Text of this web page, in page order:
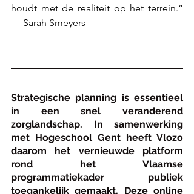
houdt met de realiteit op het terrein.”
— Sarah Smeyers
Strategische planning is essentieel
in een snel veranderend
zorglandschap. In samenwerking
met Hogeschool Gent heeft Vlozo
daarom het vernieuwde platform
rond het Vlaamse
programmatiekader publiek
toegankelijk gemaakt. Deze online